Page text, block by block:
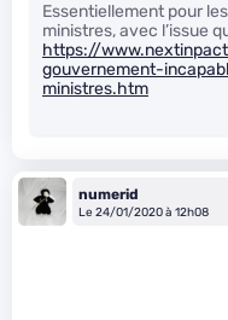
Essentiellement pour
ministres, avec l’issue
https://
gouvernement-
ministres.htm
numerid
Le 24/01/2020 à 12h08